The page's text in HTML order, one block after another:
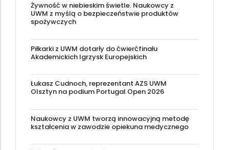
Żywność w niebieskim świetle. Naukowcy z
UWM z myślą o bezpieczeństwie produktów
spożywczych
Piłkarki z UWM dotarły do ćwierćfinału
Akademickich Igrzysk Europejskich
Łukasz Cudnoch, reprezentant AZS UWM
Olsztyn na podium Portugal Open 2026
Naukowcy z UWM tworzą innowacyjną metodę
kształcenia w zawodzie opiekuna medycznego